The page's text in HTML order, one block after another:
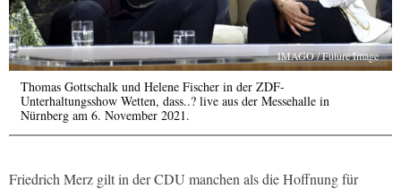
IMAGO / Future Image
Thomas Gottschalk und Helene Fischer in der ZDF-
Unterhaltungsshow Wetten, dass..? live aus der Messehalle in
Nürnberg am 6. November 2021.
Friedrich Merz gilt in der CDU manchen als die Hoffnung für